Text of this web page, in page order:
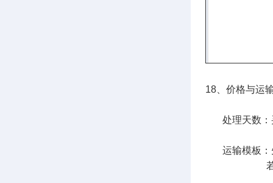
18、价格与运
处理天数：
运输模板：
若不填写运